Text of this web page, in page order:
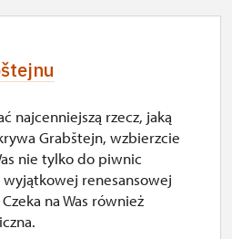
najcenniejszą rzecz, jaką
Grabštejn, wzbierzcie
nie tylko do piwnic
wyjątkowej renesansowej
na Was również